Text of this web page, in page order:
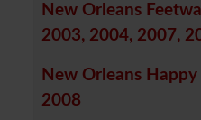
New Orleans
2003, 2004, 2007,
New Orleans
2008